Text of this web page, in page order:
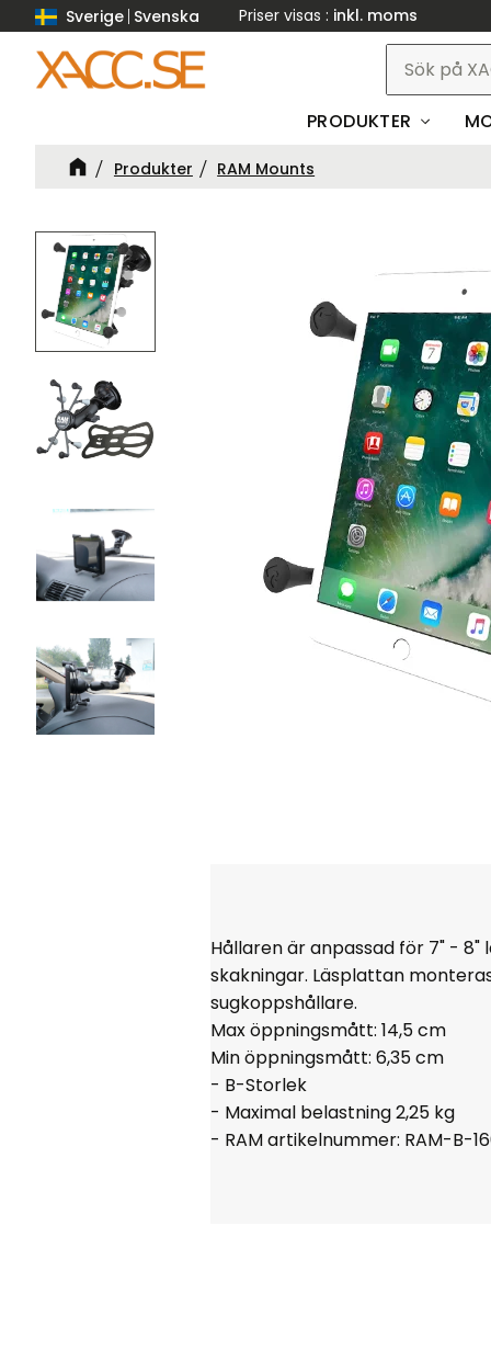
Sverige Svenska Priser visas inkl. moms
PRODUKTER
Produkter RAM Mounts
Hållaren är anpassad för 7" -
skakningar. Läsplattan
sugkoppshållare.
Max öppningsmått: 14,5 cm
Min öppningsmått: 6,35 cm
- B-Storlek
- Maximal belastning 2,25 kg
- RAM artikelnummer: RAM-B-